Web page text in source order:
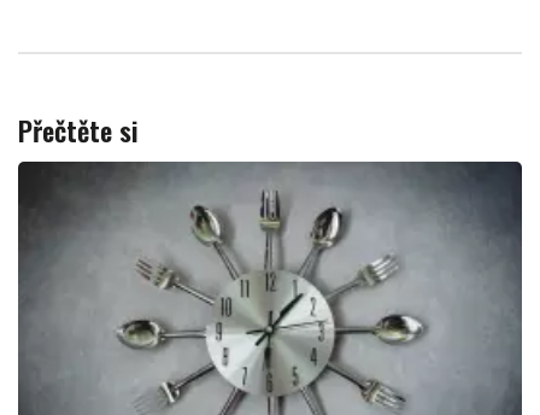
Přečtěte si